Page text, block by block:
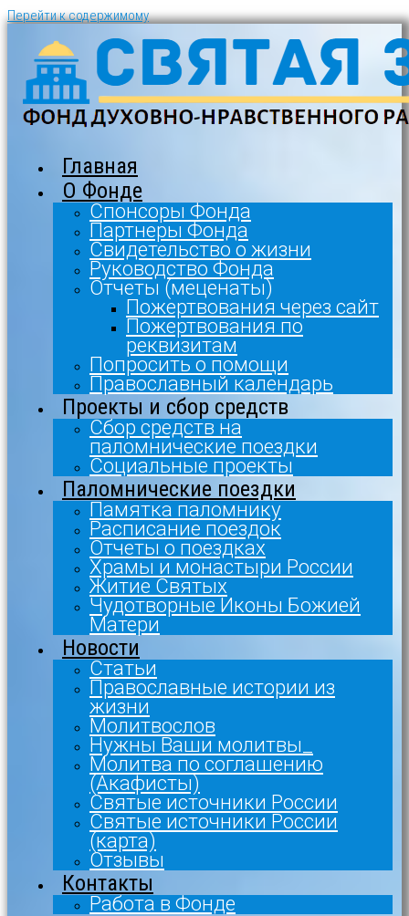
Перейти к содержимому
Главная
О Фонде
Спонсоры Фонда
Партнеры Фонда
Свидетельство о жизни
Руководство Фонда
Отчеты (меценаты)
Пожертвования через сайт
Пожертвования по
реквизитам
Попросить о помощи
Православный календарь
Проекты и сбор средств
Сбор средств на
паломнические поездки
Социальные проекты
Паломнические поездки
Памятка паломнику
Расписание поездок
Отчеты о поездках
Храмы и монастыри России
Житие Святых
Чудотворные Иконы Божией
Матери
Новости
Статьи
Православные истории из
жизни
Молитвослов
Нужны Ваши молитвы_
Молитва по соглашению
(Акафисты)
Святые источники России
Святые источники России
(карта)
Отзывы
Контакты
Работа в Фонде